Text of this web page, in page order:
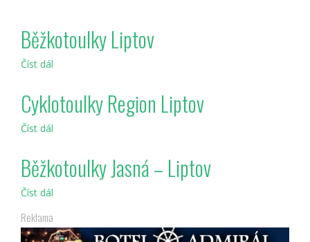
Běžkotoulky Liptov
Číst dál
Cyklotoulky Region Liptov
Číst dál
Běžkotoulky Jasná – Liptov
Číst dál
Liptov
Reklama